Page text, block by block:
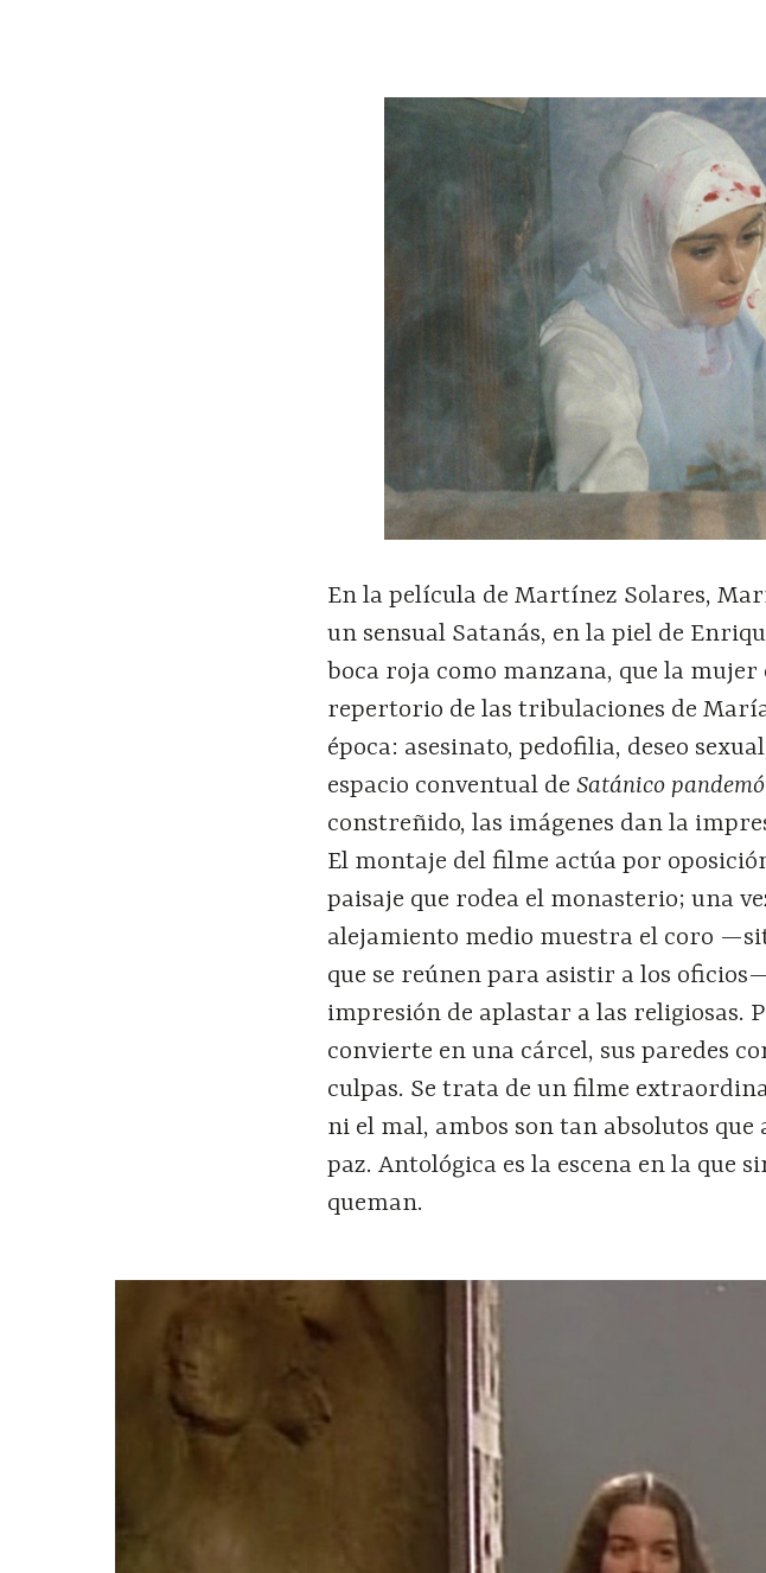
En la película de Martínez Solares,
un sensual Satanás, en la piel de
boca roja como manzana, que la
repertorio de las tribulaciones de
época: asesinato, pedofilia, deseo
espacio conventual deSatánico
constreñido, las imágenes dan la
El montaje del filme actúa por
paisaje que rodea el monasterio; una
alejamiento medio muestra el coro
que se reúnen para asistir a los
impresión de aplastar a las religiosas.
convierte en una cárcel, sus paredes
culpas. Se trata de un filme
ni el mal, ambos son tan absolutos
paz. Antológica es la escena en la que
queman.